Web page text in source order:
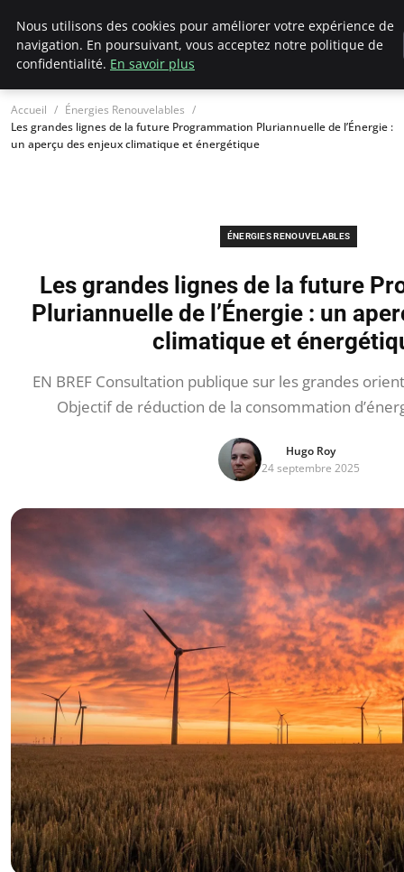
Climatedebtagents
Accueil
Énergies Renouvelables
Les grandes lignes de la future Programmation Pluriannuelle de l’Énergie :
un aperçu des enjeux climatique et énergétique
ÉNERGIES RENOUVELABLES
Les grandes lignes de la future
Pluriannuelle de l’Énergie : un
climatique et
EN BREF Consultation publique sur les grandes
Objectif de réduction de la consommation
Hugo Roy
24 septembre 2025
Nous utilisons des cookies pour améliorer votre expérience de
navigation. En poursuivant, vous acceptez notre politique de
confidentialité. En savoir plus